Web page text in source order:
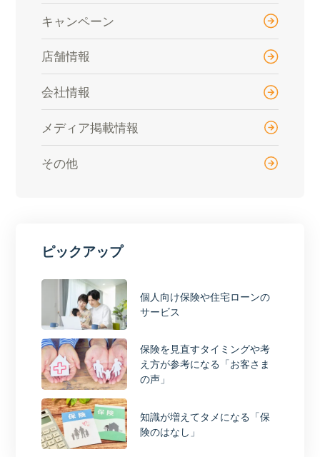
キャンペーン
店舗情報
会社情報
メディア掲載情報
その他
ピックアップ
個人向け保険や住宅ローンの
サービス
保険を見直すタイミングや考
え方が参考になる「お客さま
の声」
知識が増えてタメになる「保
険のはなし」